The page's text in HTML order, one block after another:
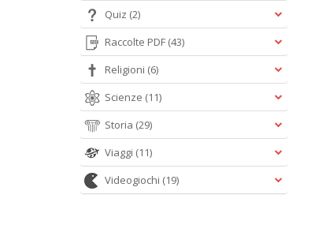
Quiz (2)
Raccolte PDF (43)
Religioni (6)
Scienze (11)
Storia (29)
Viaggi (11)
Videogiochi (19)